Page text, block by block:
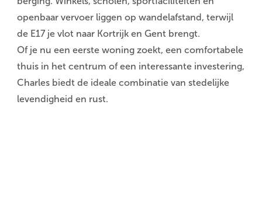
openbaar vervoer liggen op wandelafstand, terwijl
de E17 je vlot naar Kortrijk en Gent brengt.
Of je nu een eerste woning zoekt, een comfortabele
thuis in het centrum of een interessante investering,
Charles biedt de ideale combinatie van stedelijke
levendigheid en rust.